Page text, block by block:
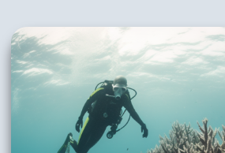
Bei einer zunehmenden
einhergehenden Versauerung
erwarten, dass Korallenriffe
absterben. Die marine